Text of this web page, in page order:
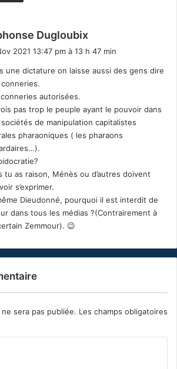
Dugloubix
2021 13:47 pm à 13 h 47 min
une dictature on laisse aussi des gens dire
autorisées.
pas trop le peuple ayant le pouvoir dans
de manipulation capitalistes
pharaoniques ( les pharaons
tu as raison, Ménès ou d’autres doivent
s’exprimer.
Dieudonné, pourquoi il est interdit de
dans tous les médias ?(Contrairement à
Zemmour). 😉
sera pas publiée. Les champs obligatoires